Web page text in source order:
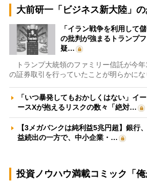
大前研一「ビジネス新大陸」
「イラン戦争を利用して
の批判が強まるトランプ
疑…
トランプ大統領のファミリー信託が今
の証券取引を行っていたことが明らかに
「いつ暴発してもおかしくはない」イ
ースXが抱えるリスクの数々「絶対…
【3メガバンクは純利益5兆円超】銀行
益続出の一方で、中小企業・…
投資ノウハウ満載コミック「俺